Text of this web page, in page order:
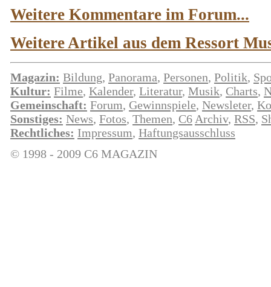
Weitere Kommentare im Forum...
Weitere Artikel aus dem Ressort
Magazin: Bildung, Panorama, Personen, Politik,
Kultur: Filme, Kalender, Literatur, Musik, Charts,
Gemeinschaft: Forum, Gewinnspiele, Newsleter,
Sonstiges: News, Fotos, Themen, C6 Archiv, RSS,
Rechtliches: Impressum, Haftungsausschluss
© 1998 - 2009 C6 MAGAZIN